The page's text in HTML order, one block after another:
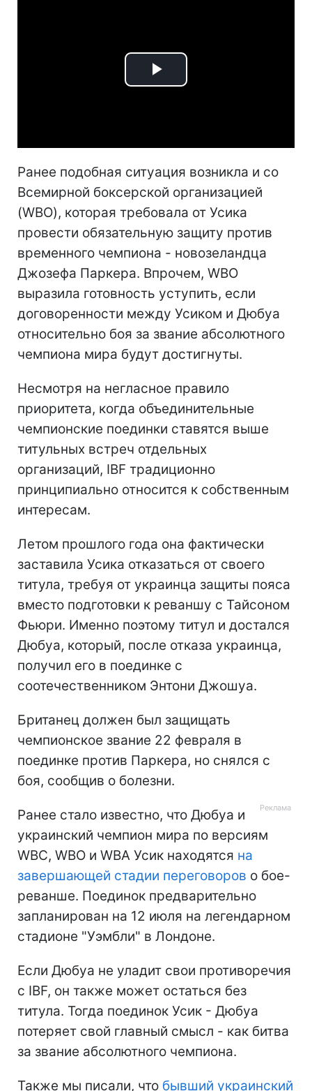
Play
Ранее подобная ситуация возникла и со
Всемирной боксерской организацией
(WBO), которая требовала от Усика
провести обязательную защиту против
временного чемпиона - новозеландца
Джозефа Паркера. Впрочем, WBO
выразила готовность уступить, если
договоренности между Усиком и Дюбуа
относительно боя за звание абсолютного
чемпиона мира будут достигнуты.
Несмотря на негласное правило
приоритета, когда объединительные
чемпионские поединки ставятся выше
титульных встреч отдельных
организаций, IBF традиционно
принципиально относится к собственным
интересам.
Летом прошлого года она фактически
заставила Усика отказаться от своего
титула, требуя от украинца защиты пояса
вместо подготовки к реваншу с Тайсоном
Фьюри. Именно поэтому титул и достался
Дюбуа, который, после отказа украинца,
получил его в поединке с
соотечественником Энтони Джошуа.
Британец должен был защищать
чемпионское звание 22 февраля в
поединке против Паркера, но снялся с
боя, сообщив о болезни.
Ранее стало известно, что Дюбуа и
украинский чемпион мира по версиям
WBC, WBO и WBA Усик находятся на
завершающей стадии переговоров о бое-
реванше. Поединок предварительно
запланирован на 12 июля на легендарном
стадионе "Уэмбли" в Лондоне.
Если Дюбуа не уладит свои противоречия
с IBF, он также может остаться без
титула. Тогда поединок Усик - Дюбуа
потеряет свой главный смысл - как битва
за звание абсолютного чемпиона.
Также мы писали, что бывший украинский